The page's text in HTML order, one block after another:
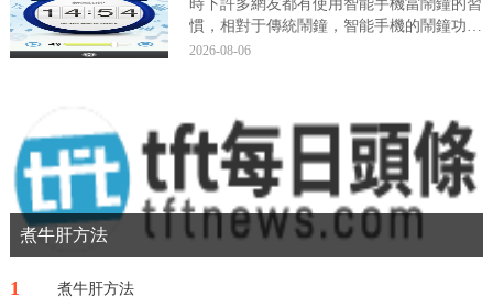
時下許多網友都有使用智能手機當鬧鐘的習
慣，相對于傳統鬧鐘，智能手機的鬧鐘功能
設置更加便捷及體驗更人性化。就目前來
化些，對此，下...
2026-08-06
煮牛肝方法
1 煮牛肝方法